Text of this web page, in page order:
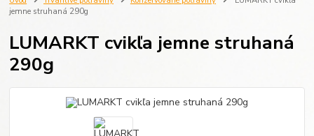
jemne struhaná 290g
LUMARKT cvikľa jemne struhaná
290g